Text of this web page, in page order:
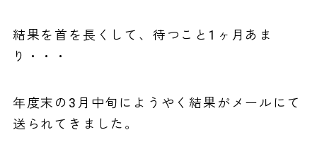
結果を首を長くして、待つこと1ヶ月あま
り・・・
年度末の3月中旬にようやく結果がメールにて
送られてきました。